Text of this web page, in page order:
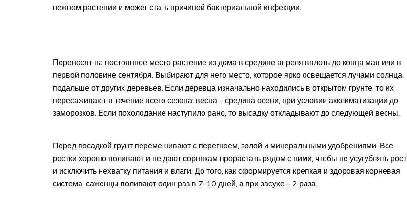
нежном растении и может стать причиной бактериальной инфекции.
Переносят на постоянное место растение из дома в средине апреля вплоть до конца мая или в
первой половине сентября. Выбирают для него место, которое ярко освещается лучами солнца,
подальше от других деревьев. Если деревца изначально находились в открытом грунте, то их
пересаживают в течение всего сезона: весна – средина осени, при условии акклиматизации до
заморозков. Если похолодание наступило рано, то высадку откладывают до следующей весны.
Перед посадкой грунт перемешивают с перегноем, золой и минеральными удобрениями. Все
ростки хорошо поливают и не дают сорнякам прорастать рядом с ними, чтобы не усугублять рост
и исключить нехватку питания и влаги. До того, как сформируется крепкая и здоровая корневая
система, саженцы поливают один раз в 7-10 дней, а при засухе – 2 раза.